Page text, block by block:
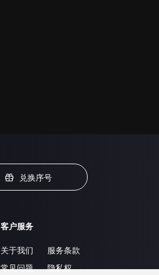
兑换序号
客户服务
关于我们
常见问题
服务条款
隐私权